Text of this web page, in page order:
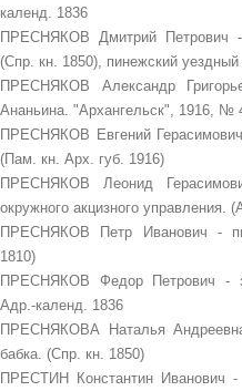
календ. 1836
ПРЕСНЯКОВ Дмитрий Петрович -
(Спр. кн. 1850), пинежский
ПРЕСНЯКОВ Александр
Ананьина. "Архангельск", 1916, №
ПРЕСНЯКОВ Евгений
(Пам. кн. Арх. губ. 1916)
ПРЕСНЯКОВ Леонид
окружного акцизного управления.
ПРЕСНЯКОВ Петр Иванович -
1810)
ПРЕСНЯКОВ Федор Петрович -
Адр.-календ. 1836
ПРЕСНЯКОВА Наталья
бабка. (Спр. кн. 1850)
ПРЕСТИН Константин Иванович